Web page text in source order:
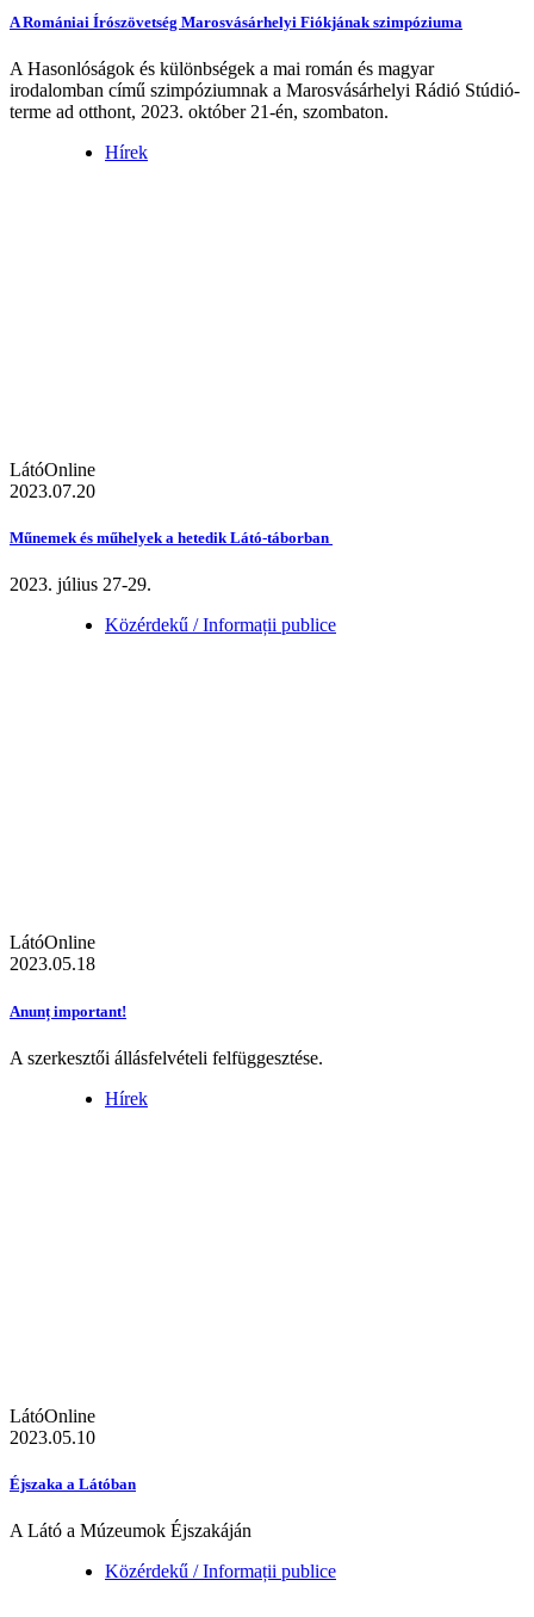
A Romániai Írószövetség Marosvásárhelyi Fiókjának szimpóziuma
A Hasonlóságok és különbségek a mai román és magyar
irodalomban című szimpóziumnak a Marosvásárhelyi Rádió Stúdió-
terme ad otthont, 2023. október 21-én, szombaton.
Hírek
LátóOnline
2023.07.20
Műnemek és műhelyek a hetedik Látó-táborban
2023. július 27-29.
Közérdekű / Informații publice
LátóOnline
2023.05.18
Anunț important!
A szerkesztői állásfelvételi felfüggesztése.
Hírek
LátóOnline
2023.05.10
Éjszaka a Látóban
A Látó a Múzeumok Éjszakáján
Közérdekű / Informații publice